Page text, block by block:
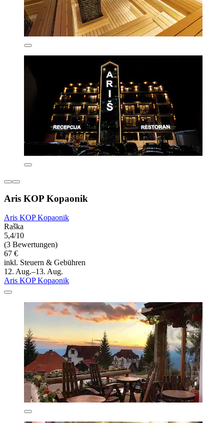
Aris KOP Kopaonik
Aris KOP Kopaonik
Raška
5,4/10
(3 Bewertungen)
67 €
inkl. Steuern & Gebühren
12. Aug.–13. Aug.
Aris KOP Kopaonik